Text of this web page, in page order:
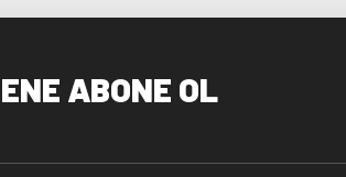
ABONE OL